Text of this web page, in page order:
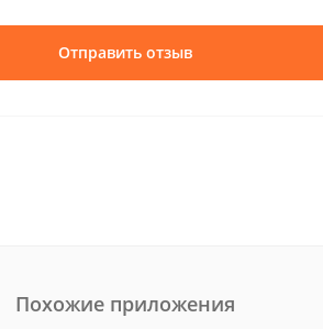
Отправить отзыв
Похожие приложения